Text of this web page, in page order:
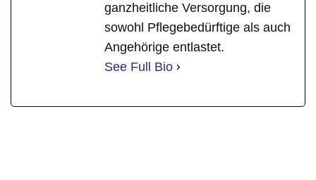
ganzheitliche Versorgung, die
sowohl Pflegebedürftige als auch
Angehörige entlastet.
See Full Bio